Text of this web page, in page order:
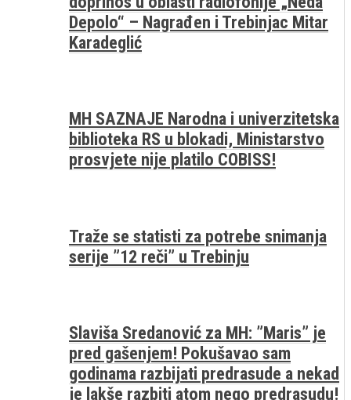
Depolo“ – Nagrađen i Trebinjac Mitar
Karadeglić
MH SAZNAJE Narodna i univerzitetska
biblioteka RS u blokadi, Ministarstvo
prosvjete nije platilo COBISS!
Traže se statisti za potrebe snimanja
serije ”12 reči” u Trebinju
Slaviša Sredanović za MH: ”Maris” je
pred gašenjem! Pokušavao sam
godinama razbijati predrasude a nekad
je lakše razbiti atom nego predrasudu!